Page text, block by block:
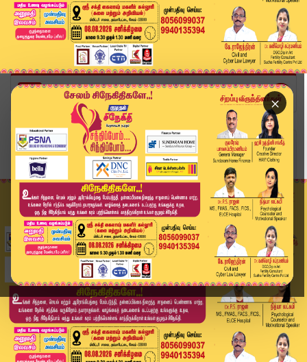
×
Home
வீடியோ ஸ்டோரி
SPEED NEWS TAMIL | JULY 6 2026 | விரைவுச் செய்த...